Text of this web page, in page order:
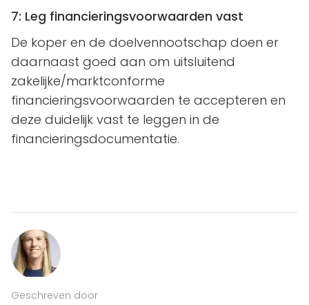
7: Leg financieringsvoorwaarden vast
De koper en de doelvennootschap doen er
daarnaast goed aan om uitsluitend
zakelijke/marktconforme
financieringsvoorwaarden te accepteren en
deze duidelijk vast te leggen in de
financieringsdocumentatie.
Geschreven door